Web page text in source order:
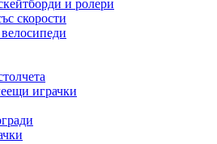
и ролери
скорости
играчки